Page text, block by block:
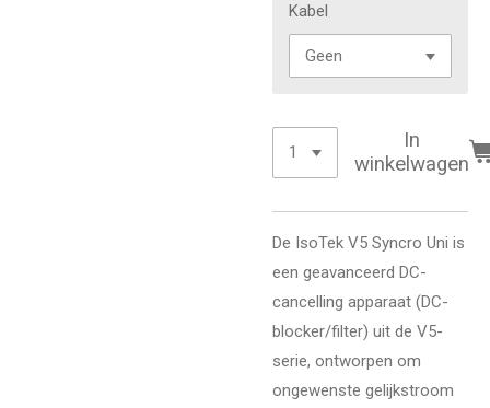
Kabel
In
winkelwagen
De IsoTek V5 Syncro Uni is
een geavanceerd DC-
cancelling apparaat (DC-
blocker/filter) uit de V5-
serie, ontworpen om
ongewenste gelijkstroom